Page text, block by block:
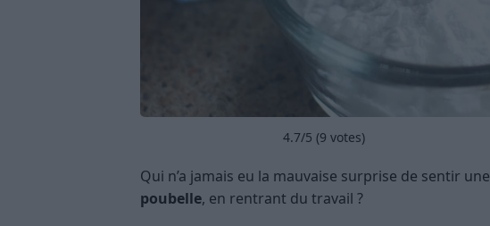
4.7/5 (9 votes)
Qui n’a jamais eu la mauvaise surprise de sentir une
poubelle, en rentrant du travail ?